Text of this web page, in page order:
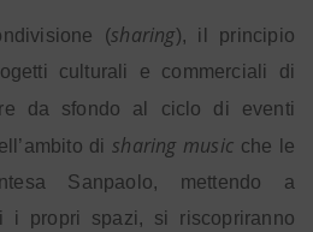
(sharing), il principio
culturali e commerciali di
da sfondo al ciclo di eventi
di sharing music che le
Sanpaolo, mettendo a
i propri spazi, si riscopriranno